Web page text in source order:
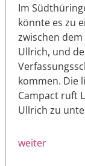
Im
könnte es zu
zwischen
Ullrich, und
kommen. Die
Campact ruft
Ullrich zu
weiter